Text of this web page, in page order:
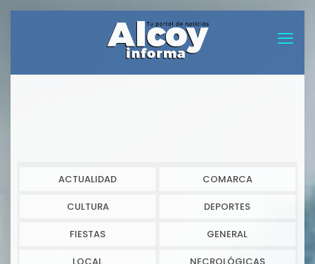
ACTUALIDAD COMARCA
CULTURA DEPORTES
FIESTAS GENERAL